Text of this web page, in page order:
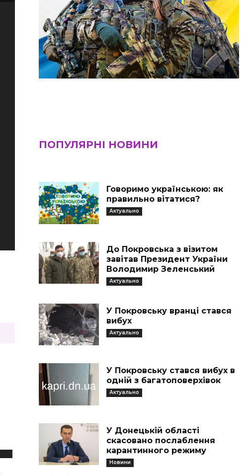
ПОПУЛЯРНІ НОВИНИ
Говоримо українською: як
правильно вітатися?
Актуально
До Покровська з візитом
завітав Президент України
Володимир Зеленський
Актуально
У Покровську вранці стався
вибух
Актуально
У Покровську стався вибух в
одній з багатоповерхівок
Актуально
У Донецькій області
скасовано послаблення
карантинного режиму
Новини